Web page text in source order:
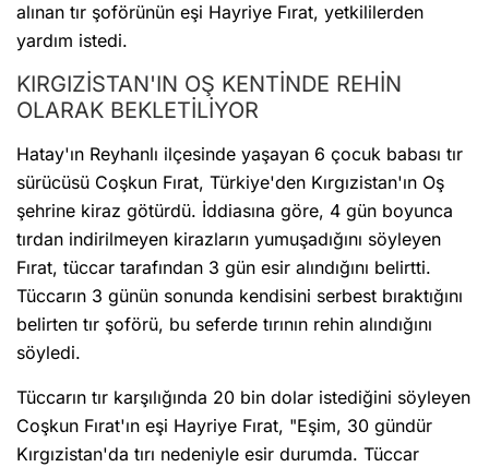
alınan tır şoförünün eşi Hayriye Fırat, yetkililerden
yardım istedi.
KIRGIZİSTAN'IN OŞ KENTİNDE REHİN
OLARAK BEKLETİLİYOR
Hatay'ın Reyhanlı ilçesinde yaşayan 6 çocuk babası tır
sürücüsü Coşkun Fırat, Türkiye'den Kırgızistan'ın Oş
şehrine kiraz götürdü. İddiasına göre, 4 gün boyunca
tırdan indirilmeyen kirazların yumuşadığını söyleyen
Fırat, tüccar tarafından 3 gün esir alındığını belirtti.
Tüccarın 3 günün sonunda kendisini serbest bıraktığını
belirten tır şoförü, bu seferde tırının rehin alındığını
söyledi.
Tüccarın tır karşılığında 20 bin dolar istediğini söyleyen
Coşkun Fırat'ın eşi Hayriye Fırat, "Eşim, 30 gündür
Kırgızistan'da tırı nedeniyle esir durumda. Tüccar